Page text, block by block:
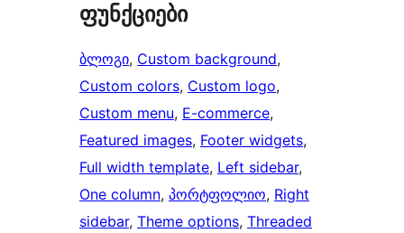
ფუნქციები
ბლოგი, Custom background
Custom colors, Custom logo
Custom menu, E-commerce
Featured images, Footer widgets
Full width template, Left sidebar
One column, პორტფოლიო, Right
sidebar, Theme options, Threaded